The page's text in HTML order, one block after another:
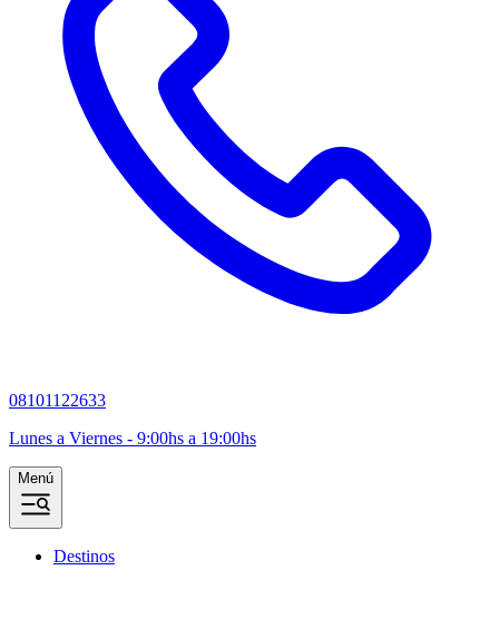
08101122633
Lunes a Viernes - 9:00hs a 19:00hs
Menú
Destinos